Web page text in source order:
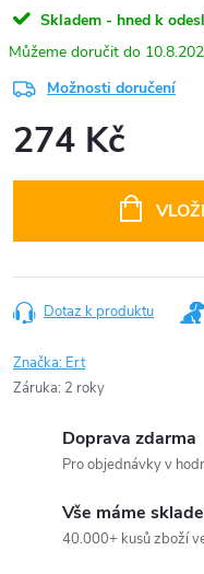
Skladem - hned k
Možnosti doručení
274 Kč
Dotaz k produktu
Značka: Ert
Záruka: 2 roky
Doprava zdarma
Pro objednávky v
Vše máme
40.000+ kusů zboží